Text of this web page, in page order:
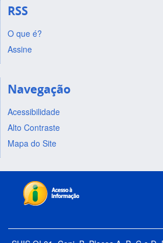
RSS
O que é?
Assine
Navegação
Acessibilidade
Alto Contraste
Mapa do Site